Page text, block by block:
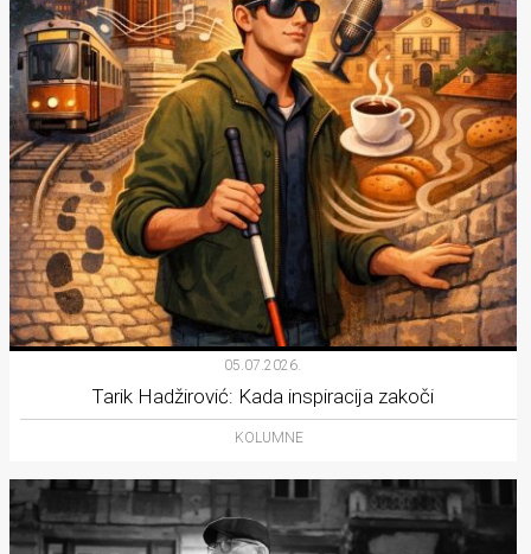
05.07.2026.
Tarik Hadžirović: Kada inspiracija zakoči
KOLUMNE